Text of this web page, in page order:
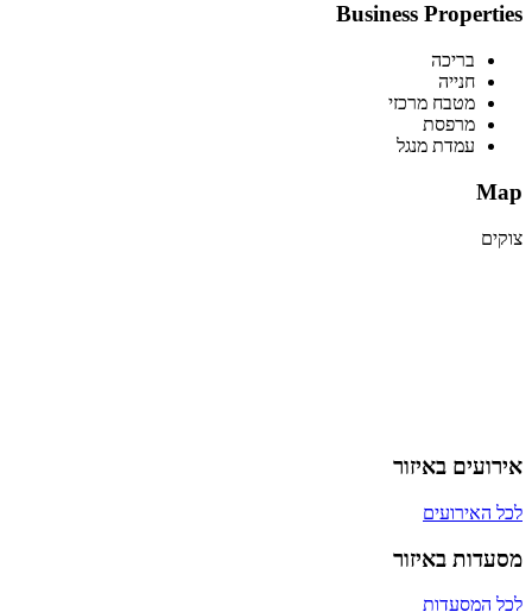
Business Properties
בריכה
חנייה
מטבח מרכזי
מרפסת
עמדת מנגל
Map
צוקים
אירועים באיזור
לכל האירועים
מסעדות באיזור
לכל המסעדות